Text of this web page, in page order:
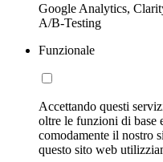
Google Analytics,
A/B-Testing
Funzionale
Accettando questi
oltre le funzioni di base
comodamente il nostro
questo sito web